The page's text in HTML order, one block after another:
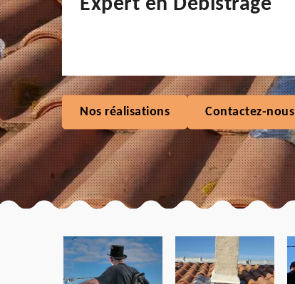
Nos réalisations Contactez-nous